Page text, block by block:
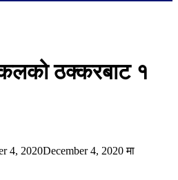
ठक्करबाट १
4, 2020December 4, 2020मा